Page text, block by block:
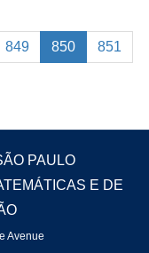
849 850 851
PAULO
E DE
Avenue